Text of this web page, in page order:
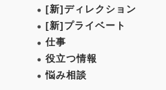
[新]ディレクション
[新]プライベート
仕事
役立つ情報
悩み相談